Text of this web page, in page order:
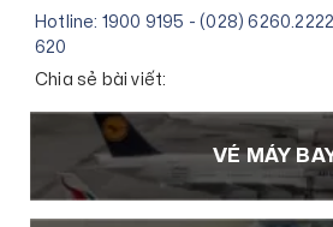
Hotline: 1900 9195 - (028)
620
Chia sẻ bài viết:
VÉ MÁY